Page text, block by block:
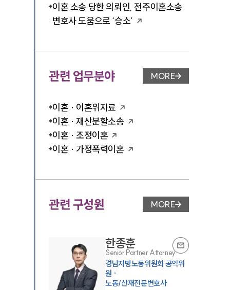
이혼 소송 당한 의뢰인, 전주이혼소송
변호사 도움으로 ‘승소’
관련 업무분야 업무분야 페이지 이
MORE
이혼 · 이혼위자료
이혼 · 재산분할소송
이혼 · 조정이혼
이혼 · 가정폭력이혼
관련 구성원 변호사 페이지 이동
MORE
한종훈
Senior Partner Attorney
경남지방노동위원회 공익위
원 ·
노동/산재전문변호사